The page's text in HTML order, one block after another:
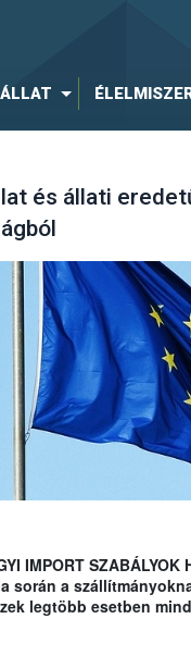
ÁLLAT
és állati
IMPORT
során a
legtöbb esetben